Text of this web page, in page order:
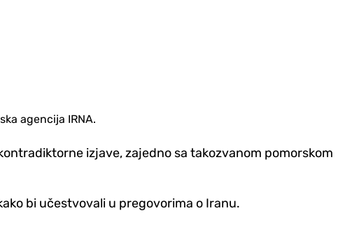
agencija IRNA.
izjave, zajedno sa takozvanom pomorskom
bi učestvovali u pregovorima o Iranu.